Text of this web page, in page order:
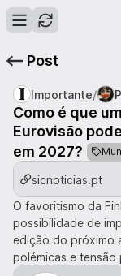
Post
Importante/
Como é que
Eurovisão
em 2027?
sicnoticias.pt
O favoritismo da
possibilidade de
edição do próximo
polémicas e